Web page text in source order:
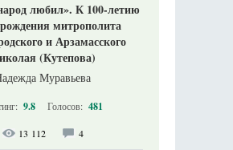
любил». К 100-летию
митрополита
и Арзамасского
(Кутепова)
Муравьева
9.8 Голосов: 481
13 112 4